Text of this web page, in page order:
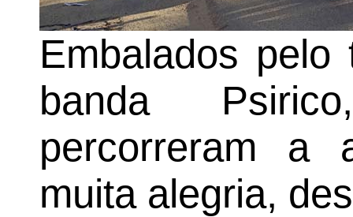
Embalados
banda
percorreram a
muita alegria,